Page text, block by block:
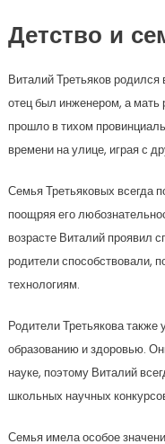
Детство и
Виталий Третьяков
отец был инженером, а мать
прошло в тихом
времени на улице, играя с
Семья Третьяковых всегда
поощряя его
возрасте Виталий проявил
родители способствовали,
технологиям.
Родители Третьякова
образованию и здоровью.
науке, поэтому Виталий
школьных научных
Семья имела особое